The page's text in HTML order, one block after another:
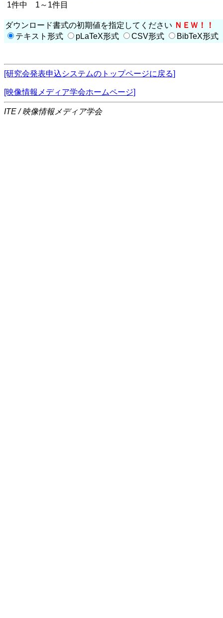
1件中 1～1件目
ダウンロード書式の初期値を指定してください ＮＥＷ！！
テキスト形式
pLaTeX形式 CSV形式 BibTeX形式
[研究会発表申込システムのトップページに戻る]
[映像情報メディア学会ホームページ]
ITE / 映像情報メディア学会